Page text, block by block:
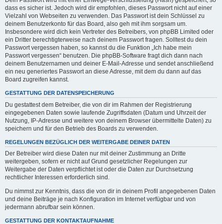
dass es sicher ist. Jedoch wird dir empfohlen, dieses Passwort nicht auf einer
Vielzahl von Webseiten zu verwenden. Das Passwort ist dein Schlüssel zu
deinem Benutzerkonto für das Board, also geh mit ihm sorgsam um.
Insbesondere wird dich kein Vertreter des Betreibers, von phpBB Limited oder
ein Dritter berechtigterweise nach deinem Passwort fragen. Solltest du dein
Passwort vergessen haben, so kannst du die Funktion „Ich habe mein
Passwort vergessen“ benutzen. Die phpBB-Software fragt dich dann nach
deinem Benutzernamen und deiner E-Mail-Adresse und sendet anschließend
ein neu generiertes Passwort an diese Adresse, mit dem du dann auf das
Board zugreifen kannst.
GESTATTUNG DER DATENSPEICHERUNG
Du gestattest dem Betreiber, die von dir im Rahmen der Registrierung
eingegebenen Daten sowie laufende Zugriffsdaten (Datum und Uhrzeit der
Nutzung, IP-Adresse und weitere von deinem Browser übermittelte Daten) zu
speichern und für den Betrieb des Boards zu verwenden.
REGELUNGEN BEZÜGLICH DER WEITERGABE DEINER DATEN
Der Betreiber wird diese Daten nur mit deiner Zustimmung an Dritte
weitergeben, sofern er nicht auf Grund gesetzlicher Regelungen zur
Weitergabe der Daten verpflichtet ist oder die Daten zur Durchsetzung
rechtlicher Interessen erforderlich sind.
Du nimmst zur Kenntnis, dass die von dir in deinem Profil angegebenen Daten
und deine Beiträge je nach Konfiguration im Internet verfügbar und von
jedermann abrufbar sein können.
GESTATTUNG DER KONTAKTAUFNAHME